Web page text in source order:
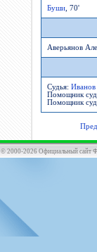
Буши , 70'
Аверьянов
Судья: Иванов
Помощник
Помощник
© 2000-2026 Официальный сайт